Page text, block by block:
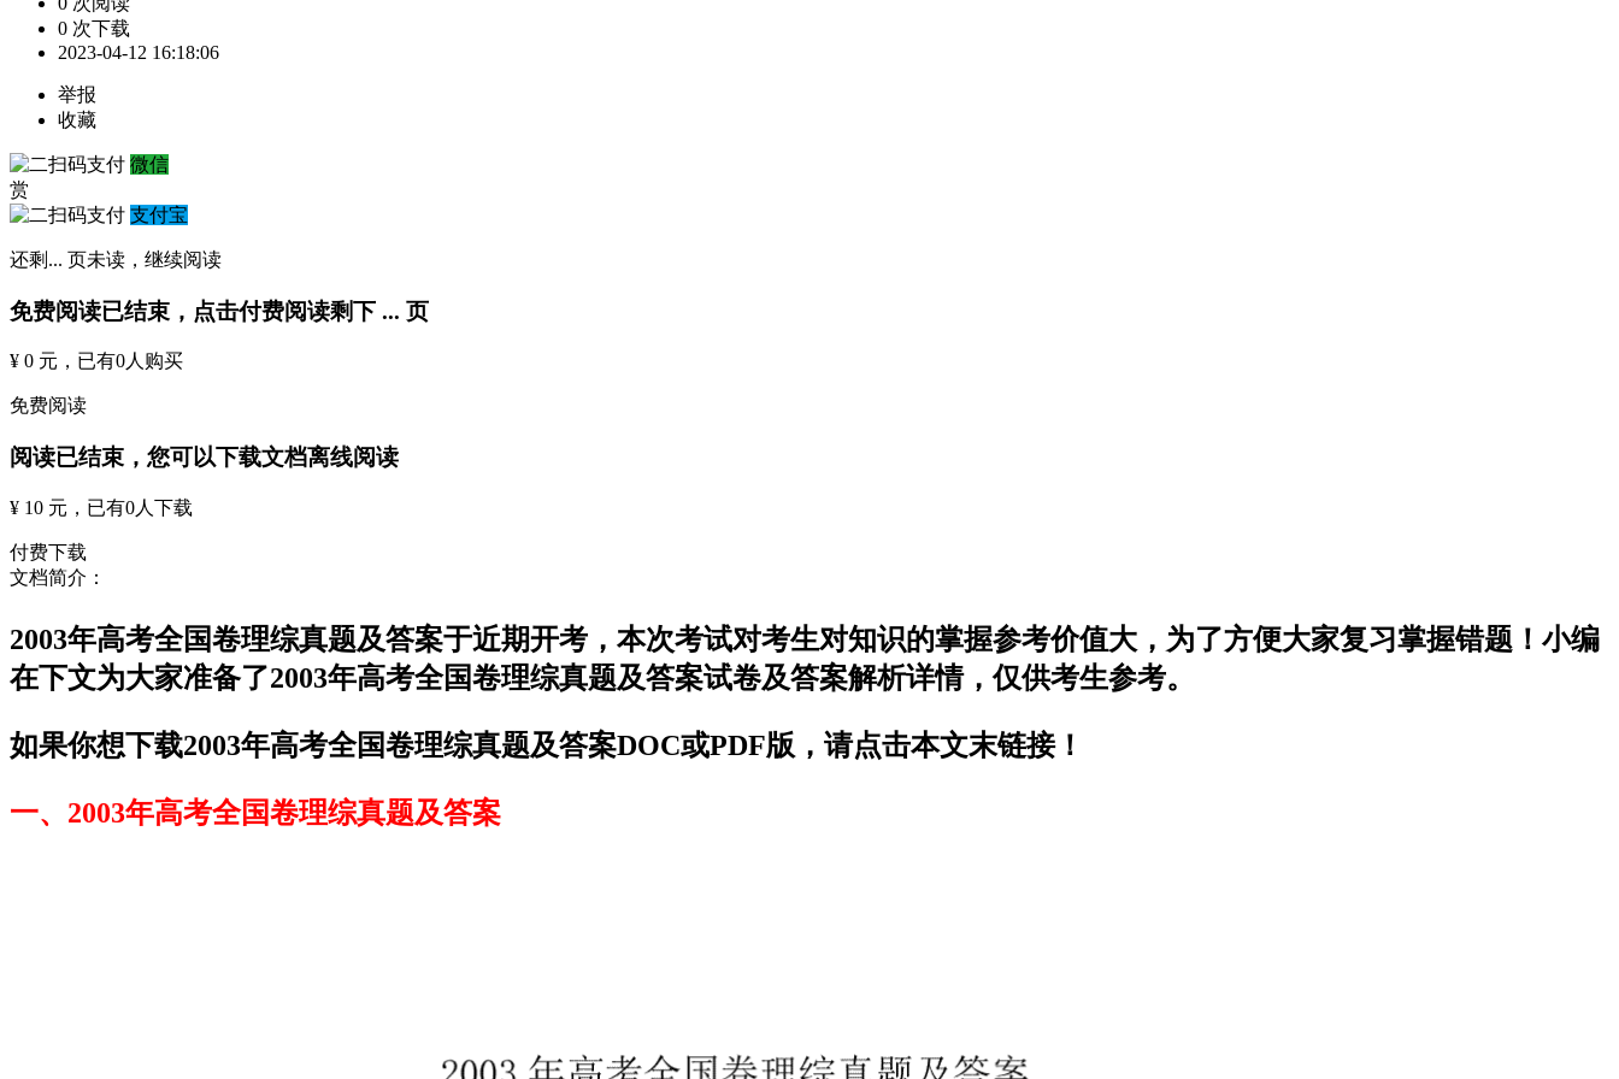
0 次下载
2023-04-12 16:18:06
举报
收藏
微信
赏
支付宝
还剩 ... 页未读， 继续阅读
免费阅读已结束，点击付费阅读剩下 ... 页
¥ 0 元 ，已有0人购买
免费阅读
阅读已结束，您可以下载文档离线阅读
¥ 10 元 ，已有0人下载
付费下载
文档简介：
2003年高考全国卷理综真题及答案于近期开考，本次考试对考生对知识的掌握参考价值大，为了方便大家复习掌握错题！小编
在下文为大家准备了2003年高考全国卷理综真题及答案试卷及答案解析详情，仅供考生参考。
如果你想下载2003年高考全国卷理综真题及答案DOC或PDF版，请点击本文末链接！
一、2003年高考全国卷理综真题及答案